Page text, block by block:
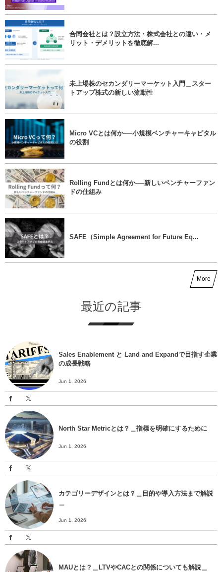
合同会社とは？設立方法・株式会社との違い・メ
リット・デメリットを徹底解...
未上場株のセカンダリーマーケット入門＿スター
トアップ株式の新しい流動性
Micro VCとは何か──小規模ベンチャーキャピタル
の役割
Rolling Fundとは何か──新しいベンチャーファン
ドの仕組み
SAFE（Simple Agreement for Future Eq...
More
最近の記事
Sales Enablement と Land and Expandで目指す企業
の成長戦略
Jun 1, 2026
North Star Metricとは？＿指標を明確にするために
Jun 1, 2026
カテゴリーデザインとは？＿目的や導入方法まで解説
Jun 1, 2026
MAUとは？＿LTVやCACとの関係についても解説＿